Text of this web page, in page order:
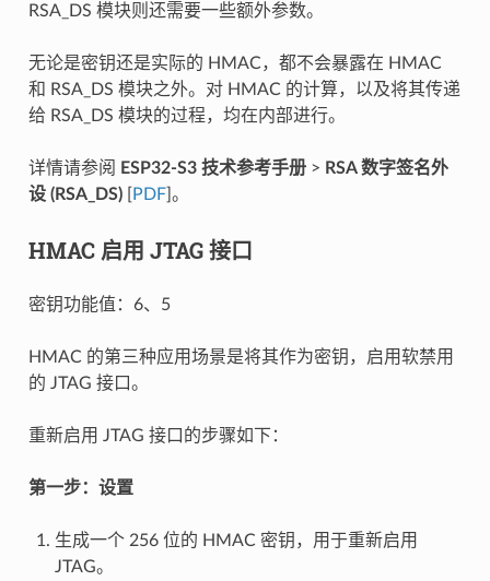
RSA_DS 模块则还需要一些额外参数。
无论是密钥还是实际的 HMAC，都不会暴露在 HMAC
和 RSA_DS 模块之外。对 HMAC 的计算，以及将其传递
给 RSA_DS 模块的过程，均在内部进行。
详情请参阅 ESP32-S3 技术参考手册> RSA 数字签名外
设 (RSA_DS)[ PDF]。
HMAC 启用 JTAG 接口
密钥功能值：6、5
HMAC 的第三种应用场景是将其作为密钥，启用软禁用
的 JTAG 接口。
重新启用 JTAG 接口的步骤如下：
第一步：设置
生成一个 256 位的 HMAC 密钥，用于重新启用
JTAG。